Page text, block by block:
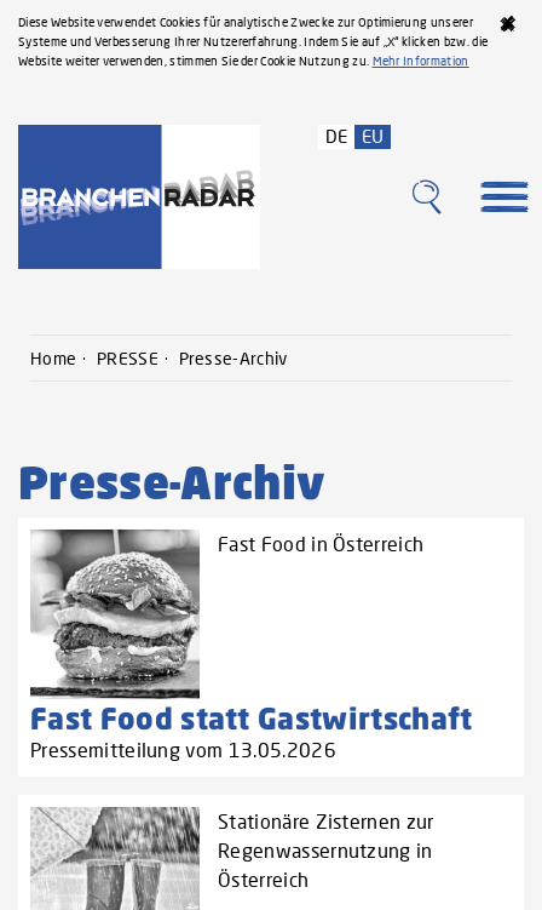
Diese Website verwendet Cookies für analytische Zwecke zur Optimierung unserer
Systeme und Verbesserung Ihrer Nutzererfahrung. Indem Sie auf „X“ klicken bzw. die
Website weiter verwenden, stimmen Sie der Cookie Nutzung zu. Mehr Information
DE EU
Home PRESSE Presse-Archiv
Presse-Archiv
Fast Food in Österreich
Fast Food statt Gastwirtschaft
Pressemitteilung vom 13.05.2026
Stationäre Zisternen zur
Regenwassernutzung in
Österreich